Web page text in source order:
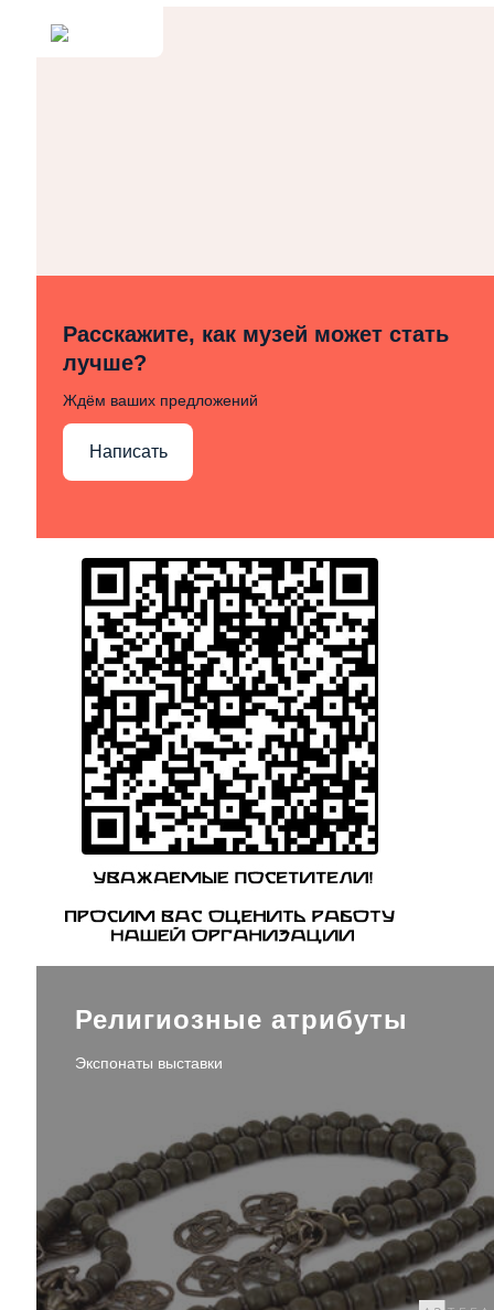
Расскажите, как музей может стать
лучше?
Ждём ваших предложений
Написать
Религиозные атрибуты
Экспонаты выставки